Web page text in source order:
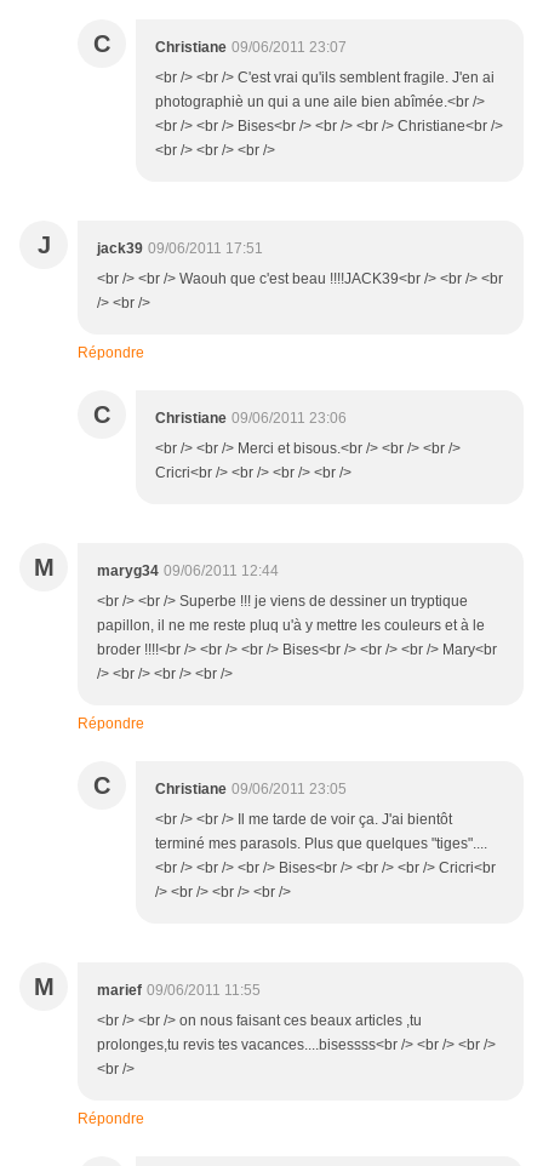
C Christiane 09/06/2011 23:07
<br /> <br /> C'est vrai qu'ils semblent fragile. J'en ai
photographiè un qui a une aile bien abîmée.<br />
<br /> <br /> Bises<br /> <br /> <br /> Christiane<br />
<br /> <br /> <br />
J jack39 09/06/2011 17:51
<br /> <br /> Waouh que c'est beau !!!!JACK39<br /> <br /> <br
/> <br />
Répondre
C Christiane 09/06/2011 23:06
<br /> <br /> Merci et bisous.<br /> <br /> <br />
Cricri<br /> <br /> <br /> <br />
M maryg34 09/06/2011 12:44
<br /> <br /> Superbe !!! je viens de dessiner un tryptique
papillon, il ne me reste pluq u'à y mettre les couleurs et à le
broder !!!!<br /> <br /> <br /> Bises<br /> <br /> <br /> Mary<br
/> <br /> <br /> <br />
Répondre
C Christiane 09/06/2011 23:05
<br /> <br /> Il me tarde de voir ça. J'ai bientôt
terminé mes parasols. Plus que quelques "tiges"....
<br /> <br /> <br /> Bises<br /> <br /> <br /> Cricri<br
/> <br /> <br /> <br />
M marief 09/06/2011 11:55
<br /> <br /> on nous faisant ces beaux articles ,tu
prolonges,tu revis tes vacances....bisessss<br /> <br /> <br />
<br />
Répondre